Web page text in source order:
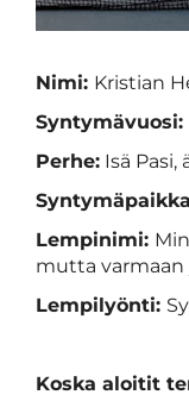
Nimi: Kristian
Syntymävuosi:
Perhe: Isä Pasi,
Lempinimi:
mutta varmaan
Lempilyönti:
Koska aloitit